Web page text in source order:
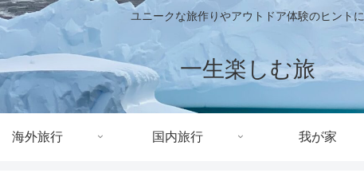
ユニークな旅作りやアウトドア体験のヒントに
一生楽しむ旅
海外旅行 国内旅行 我が家